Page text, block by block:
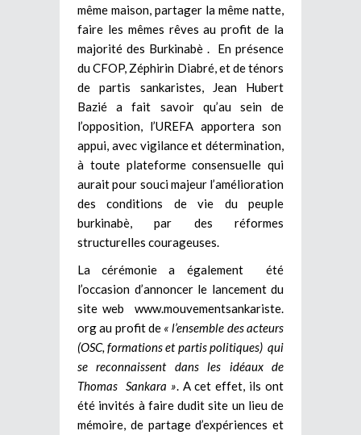
même maison, partager la même natte,
faire les mêmes rêves au profit de la
majorité des Burkinabè . En présence
du CFOP, Zéphirin Diabré, et de ténors
de partis sankaristes, Jean Hubert
Bazié a fait savoir qu’au sein de
l’opposition, l’UREFA apportera son
appui, avec vigilance et détermination,
à toute plateforme consensuelle qui
aurait pour souci majeur l’amélioration
des conditions de vie du peuple
burkinabè, par des réformes
structurelles courageuses.
La cérémonie a également été
l’occasion d’annoncer le lancement du
site web www.mouvementsankariste.
org au profit de « l’ensemble des acteurs
(OSC, formations et partis politiques) qui
se reconnaissent dans les idéaux de
Thomas Sankara » . A cet effet, ils ont
été invités à faire dudit site un lieu de
mémoire, de partage d’expériences et